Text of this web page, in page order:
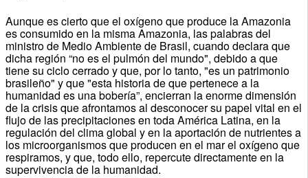
Aunque es cierto que el oxígeno que produce la Amazonia
es consumido en la misma Amazonia, las palabras del
ministro de Medio Ambiente de Brasil, cuando declara que
dicha región “no es el pulmón del mundo", debido a que
tiene su ciclo cerrado y que, por lo tanto, "es un patrimonio
brasileño" y que "esta historia de que pertenece a la
humanidad es una bobería”, encierran la enorme dimensión
de la crisis que afrontamos al desconocer su papel vital en el
flujo de las precipitaciones en toda América Latina, en la
regulación del clima global y en la aportación de nutrientes a
los microorganismos que producen en el mar el oxígeno que
respiramos, y que, todo ello, repercute directamente en la
supervivencia de la humanidad.